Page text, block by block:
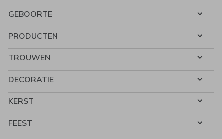
GEBOORTE
PRODUCTEN
TROUWEN
DECORATIE
KERST
FEEST